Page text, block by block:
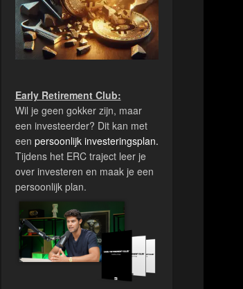
Early Retirement Club:
Wil je geen gokker zijn, maar
een investeerder? Dit kan met
een persoonlijk investeringsplan.
Tijdens het ERC traject leer je
over investeren en maak je een
persoonlijk plan.